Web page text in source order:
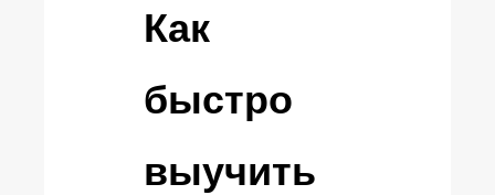
Как
быстро
выучить